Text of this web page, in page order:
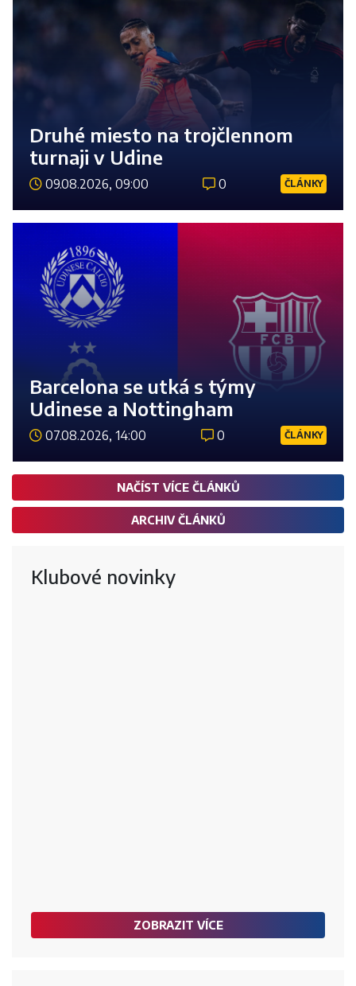
Druhé miesto na trojčlennom
turnaji v Udine
09.08.2026, 09:00 0 ČLÁNKY
Barcelona se utká s týmy
Udinese a Nottingham
07.08.2026, 14:00 0 ČLÁNKY
NAČÍST VÍCE ČLÁNKŮ
ARCHIV ČLÁNKŮ
Klubové novinky
ZOBRAZIT VÍCE